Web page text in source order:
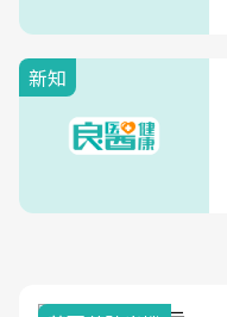
新知